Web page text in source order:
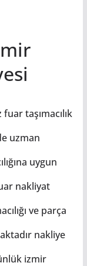
taşımacılık
uzman
uygun
nakliyat
ve parça
nakliye
izmir